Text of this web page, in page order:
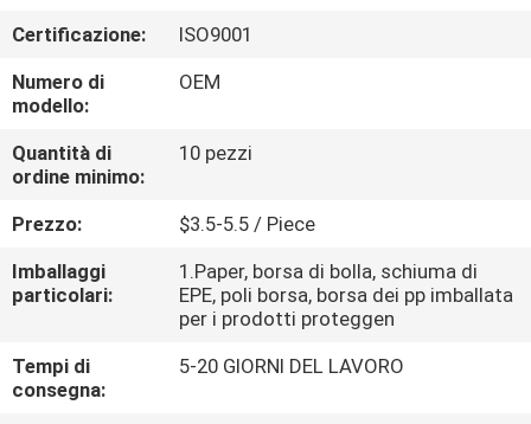
VISITA
ALLA
FABBRICA
CONTROLLO
DELLA
QUALITÀ
CONTATTACI
Certificazione:
ISO9001
Numero di
modello:
OEM
Quantità di
ordine minimo:
10 pezzi
Prezzo:
$3.5-5.5 / Piece
Imballaggi
particolari:
1.Paper, borsa di bolla, schiuma di
EPE, poli borsa, borsa dei pp imballata
per i prodotti proteggen
Tempi di
consegna:
5-20 GIORNI DEL LAVORO